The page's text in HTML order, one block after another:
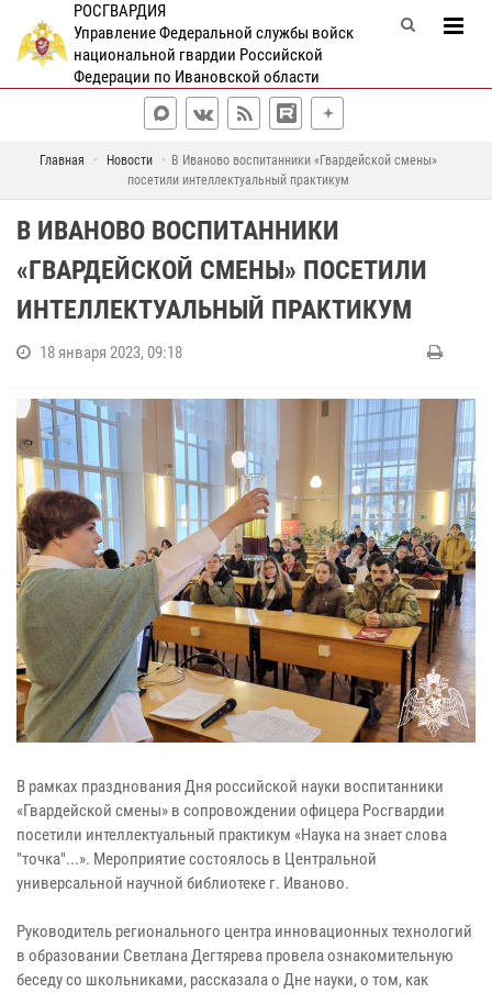
РОСГВАРДИЯ
Управление Федеральной службы войск
национальной гвардии Российской
Федерации по Ивановской области
Главная Новости
В Иваново воспитанники «Гвардейской смены»
посетили интеллектуальный практикум
В ИВАНОВО ВОСПИТАННИКИ
«ГВАРДЕЙСКОЙ СМЕНЫ» ПОСЕТИЛИ
ИНТЕЛЛЕКТУАЛЬНЫЙ ПРАКТИКУМ
18 января 2023, 09:18
В рамках празднования Дня российской науки воспитанники
«Гвардейской смены» в сопровождении офицера Росгвардии
посетили интеллектуальный практикум «Наука на знает слова
"точка"...». Мероприятие состоялось в Центральной
универсальной научной библиотеке г. Иваново.
Руководитель регионального центра инновационных технологий
в образовании Светлана Дегтярева провела ознакомительную
беседу со школьниками, рассказала о Дне науки, о том, как